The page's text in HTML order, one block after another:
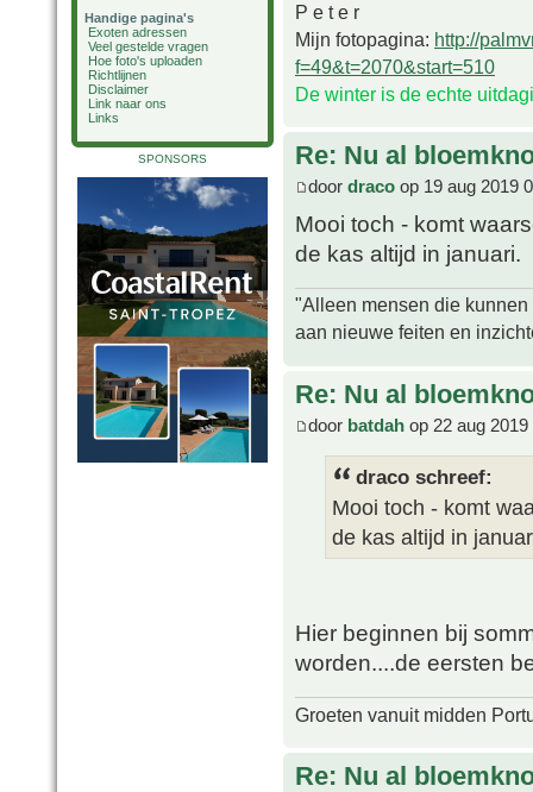
Handige pagina's
Exoten adressen
Veel gestelde vragen
Hoe foto's uploaden
Richtlijnen
Disclaimer
Link naar ons
Links
SPONSORS
P e t e r
Mijn fotopagina: http://
f=49&t=2070&start=510
De winter is de echte
Re: Nu al
door draco op 19 aug 2019
Mooi toch - komt
de kas altijd in januari.
"Alleen mensen die
aan nieuwe feiten en
Re: Nu al
door batdah op 22 aug 2019
draco schreef:
Mooi toch - komt
de kas altijd in
Hier beginnen bij
worden....de eersten
Groeten vanuit midden
Re: Nu al